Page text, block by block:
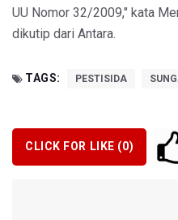
UU Nomor 32/2009," kata
dikutip dari Antara.
TAGS: PESTISIDA
CLICK FOR LIKE (0)